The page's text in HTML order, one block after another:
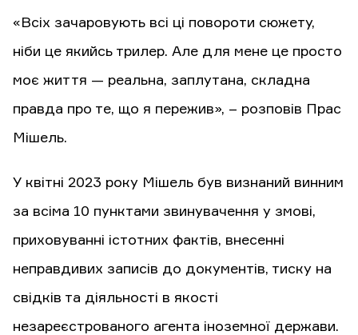
«Всіх зачаровують всі ці повороти сюжету,
ніби це якийсь трилер. Але для мене це просто
моє життя — реальна, заплутана, складна
правда про те, що я пережив», – розповів Прас
Мішель.
У квітні 2023 року Мішель був визнаний винним
за всіма 10 пунктами звинувачення у змові,
приховуванні істотних фактів, внесенні
неправдивих записів до документів, тиску на
свідків та діяльності в якості
незареєстрованого агента іноземної держави.